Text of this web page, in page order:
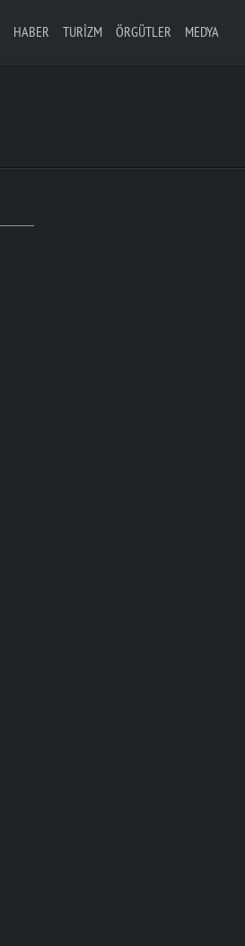
HABER TURIZM ÖRGÜTLER MEDYA